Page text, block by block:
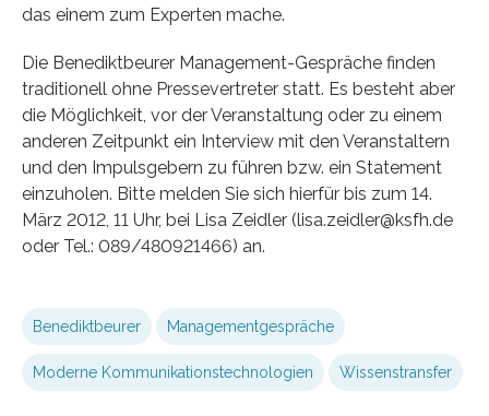
das einem zum Experten mache.
Die Benediktbeurer Management-Gespräche finden
traditionell ohne Pressevertreter statt. Es besteht aber
die Möglichkeit, vor der Veranstaltung oder zu einem
anderen Zeitpunkt ein Interview mit den Veranstaltern
und den Impulsgebern zu führen bzw. ein Statement
einzuholen. Bitte melden Sie sich hierfür bis zum 14.
März 2012, 11 Uhr, bei Lisa Zeidler (lisa.zeidler@ksfh.de
oder Tel.: 089/480921466) an.
Benediktbeurer Managementgespräche
Moderne Kommunikationstechnologien Wissenstransfer